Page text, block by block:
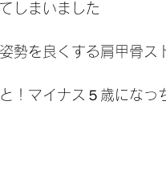
しまいました
勢を良くする肩甲骨ス
！マイナス５歳になっ